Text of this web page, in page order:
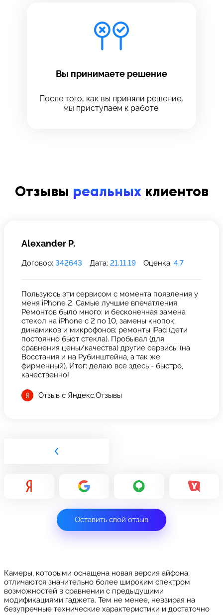
Вы принимаете решение
После того, как вы приняли решение,
мы приступаем к работе.
Отзывы реальныхклиентов
Alexander P.
Договор: 342643 Дата: 21.11.19 Оценка: 4.7
Пользуюсь эти сервисом с момента появления у
меня iPhone 2. Самые лучшие впечатления.
Ремонтов было много: и бесконечная замена
стекол на iPhone с 2 по 10, замены кнопок,
динамиков и микрофонов; ремонты iPad (дети
постоянно бьют стекла). Пробывал (для
сравнения цены/качества) другие сервисы (на
Восстания и на Рубинштейна, а так же
фирменный). Итог: делаю все здесь - быстро,
качественно!
Отзыв с Яндекс.Отзывы
Оставить свой отзыв
Камеры, которыми оснащена новая версия айфона,
отличаются значительно более широким спектром
возможностей в сравнении с предыдущими
модификациями гаджета. Тем не менее, невзирая на
безупречные технические характеристики и достаточно